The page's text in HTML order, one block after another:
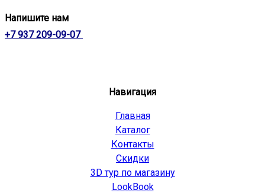
Напишите нам
+7 937 209-09-07
Навигация
Главная
Каталог
Контакты
Скидки
3D тур по магазину
LookBook